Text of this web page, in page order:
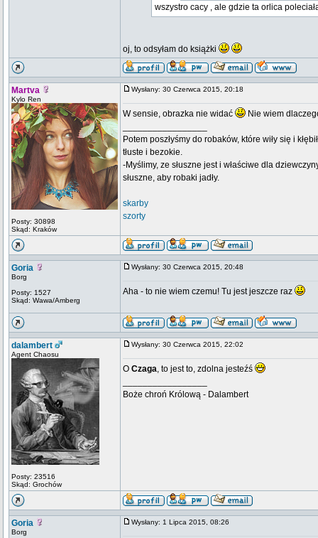
wszystro cacy , ale gdzie ta orlica
oj, to odsyłam do książki
Martva
Kylo Ren
Posty: 30898
Skąd: Kraków
Wysłany: 30 Czerwca 2015, 20:18
W sensie, obrazka nie widać
Nie wiem
Potem poszłyśmy do robaków, które wiły się i
tłuste i bezokie.
-Myślimy, ze słuszne jest i właściwe dla
słuszne, aby robaki jadły.
skarby
szorty
Goria
Borg
Posty: 1527
Skąd: Wawa/Amberg
Wysłany: 30 Czerwca 2015, 20:48
Aha - to nie wiem czemu! Tu jest jeszcze raz
dalambert
Agent Chaosu
Posty: 23516
Skąd: Grochów
Wysłany: 30 Czerwca 2015, 22:02
O Czaga, to jest to, zdolna jesteźś
Boże chroń Królową - Dalambert
Goria
Borg
Wysłany: 1 Lipca 2015, 08:26